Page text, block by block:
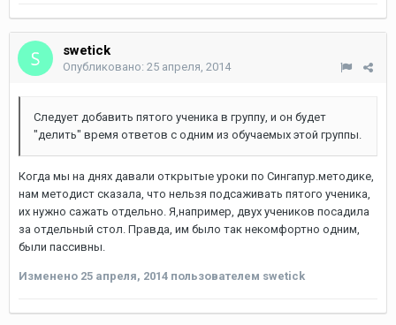
swetick
Опубликовано: 25 апреля, 2014
Следует добавить пятого ученика в группу, и он будет
"делить" время ответов с одним из обучаемых этой группы.
Когда мы на днях давали открытые уроки по Сингапур.методике,
нам методист сказала, что нельзя подсаживать пятого ученика,
их нужно сажать отдельно. Я,например, двух учеников посадила
за отдельный стол. Правда, им было так некомфортно одним,
были пассивны.
Изменено 25 апреля, 2014 пользователем swetick